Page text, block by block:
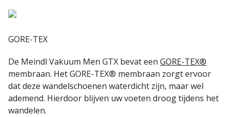
GORE-TEX
De Meindl Vakuum Men GTX bevat een GORE-TEX®
membraan. Het GORE-TEX® membraan zorgt ervoor
dat deze wandelschoenen waterdicht zijn, maar wel
ademend. Hierdoor blijven uw voeten droog tijdens het
wandelen.